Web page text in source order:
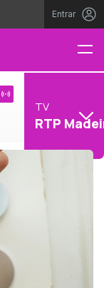
Entrar
TV
RTP